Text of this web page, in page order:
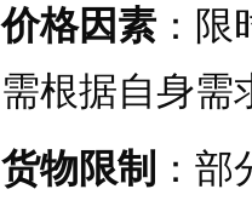
价格因素 ：
需根据自身需
货物限制 ：